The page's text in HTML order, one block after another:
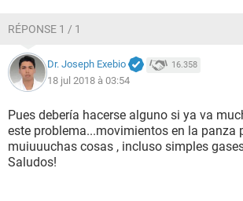
RÉPONSE 1 / 1
Dr. Joseph Exebio 16.358
18 jul 2018 à 03:54
Pues debería hacerse alguno si ya va
este problema...movimientos en la panza
muiuuuchas cosas , incluso simples
Saludos!